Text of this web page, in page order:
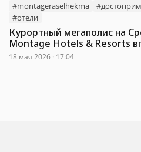
#montageraselhekma
#отели
Курортный мегаполис на
Montage Hotels & Resorts
рынок Египта
18 мая 2026 · 17:04